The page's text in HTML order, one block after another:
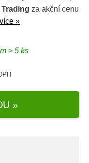
Trading za akční cenu
»
> 5 ks
»